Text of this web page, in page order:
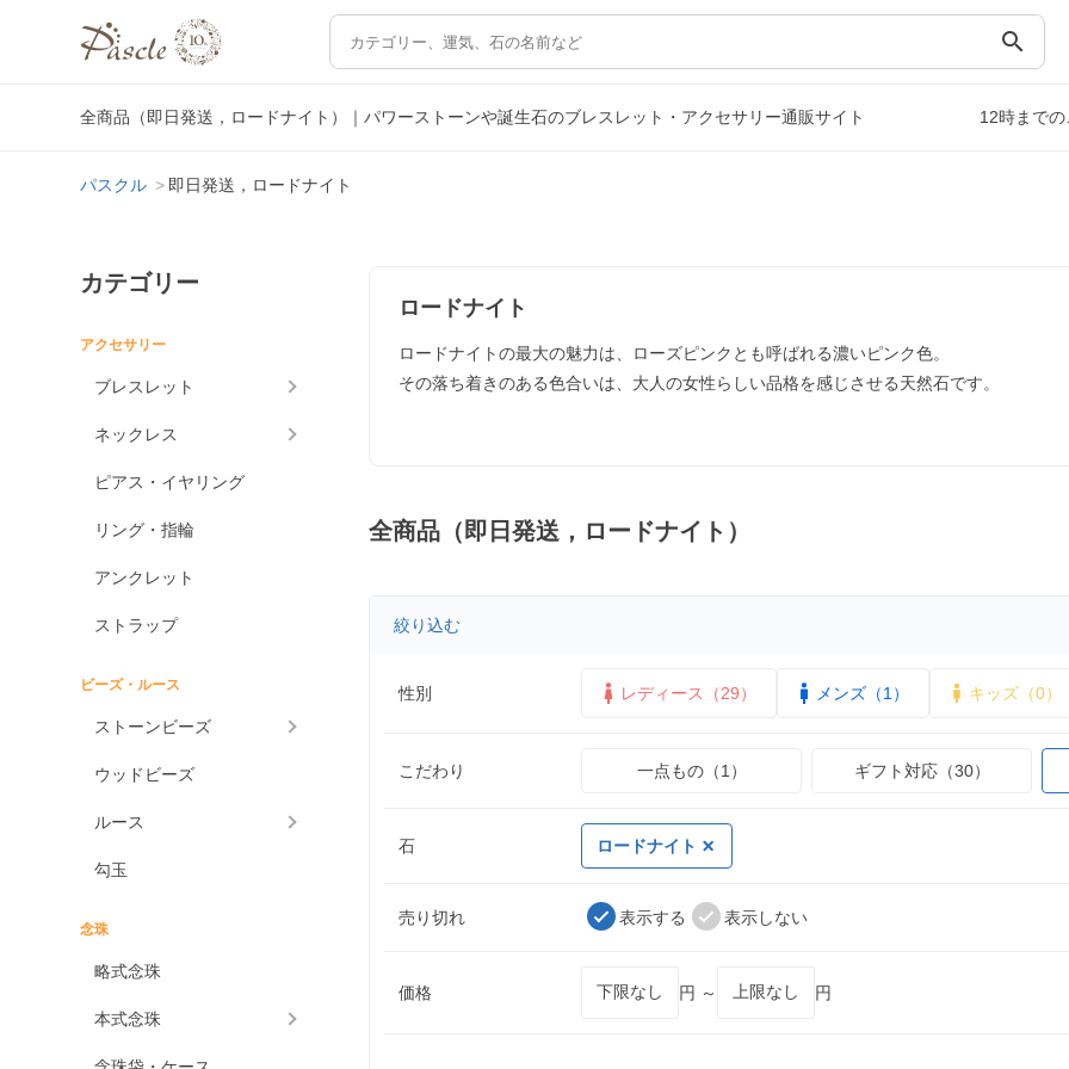
search
全商品（即日発送，ロードナイト）｜パワーストーンや誕生石のブレスレット・アクセサリー通販サイト 12時まで
パスクル 即日発送，ロードナイト
カテゴリー
アクセサリー
ブレスレット
ネックレス
ピアス・イヤリング
リング・指輪
アンクレット
ストラップ
ビーズ・ルース
ストーンビーズ
ウッドビーズ
ルース
勾玉
念珠
略式念珠
本式念珠
ロードナイト
ロードナイトの最大の魅力は、ローズピンクとも呼ばれる濃いピンク色。
その落ち着きのある色合いは、大人の女性らしい品格を感じさせる天然石です。
全商品（即日発送，ロードナイト）
絞り込む
性別 レディース（29） メンズ（1） キッズ（0）
こだわり 一点もの（1） ギフト対応（30）
石 ロードナイト
売り切れ 表示する 表示しない
価格 円 ～ 円